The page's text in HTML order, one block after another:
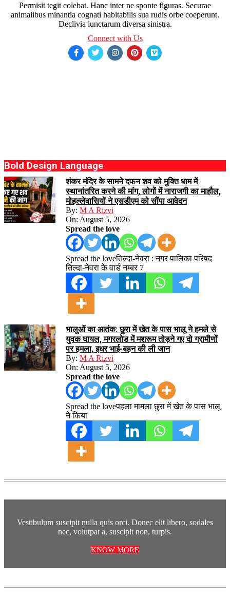
Permisit tegit colebat. Hanc inter ne sponte figuras. Securae
animalibus minantia cognati habitabilis sua rudis orbe coeperunt.
Declivia iunctarum diversa sinistra.
Connect with Us
Bold Design Language
शंकर मंदिर के सामने दफन शव को मुक्ति धाम में
स्थानांतरित करने की मांग, लोगों में नाराजगी का माहौल,
मोहल्लेवासियों ने एसडीएम को सौंपा आवेदन
By: M A Rizvi
On: August 5, 2026
Spread the love
Spread the loveतिल्दा-नेवरा : नगर पालिका परिषद
तिल्दा-नेवरा के वार्ड नम्बर 7
भालुओं का आतंक: छुरा में खेत के पास भालू ने हमले से
युवक घायल, मगरलोड में मशरूम तोड़ने गए दो ग्रामीणों
पर हमला, इधर भाई-बहन की ली जान
By: M A Rizvi
On: August 5, 2026
Spread the love
Spread the loveपहला मामला छुरा में खेत के पास भालू
ने किया
Vestibulum suscipit nulla quis orci. Donec elit libero, sodales
nec, volutpat a, suscipit non, turpis.
KNOW MORE